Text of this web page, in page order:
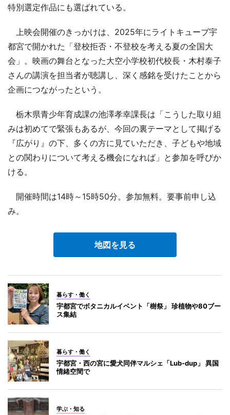
特別選定作品にも選ばれている。
上映会開催のきっかけは、2025年にライトキューブ宇
都宮で開かれた「登校拒否・不登校を考える夏の全国大
会」。映画の舞台となった大空小学校初代校長・木村泰子
さんの講演を担当者が聴講し、深く感銘を受けたことから
企画につながったという。
栃木県青少年育成課の池澤孝幸課長は「こうした取り組
みは初めてで緊張もあるが、今回の裏テーマとして掲げる
『広がり』の下、多くの方に見ていただき、子どもや地域
との関わりについて考える機会になれば」と参加を呼びか
ける。
開催時間は14時～15時50分。参加無料。要事前申し込
み。
地図を見る
暮らす・働く
宇都宮でボタニカルイベント「樹祭」 珍植物や80ブー
ス集結
暮らす・働く
宇都宮・西の宮に愛犬同伴マルシェ「Lub-dup」 異国
情緒空間で
学ぶ・知る